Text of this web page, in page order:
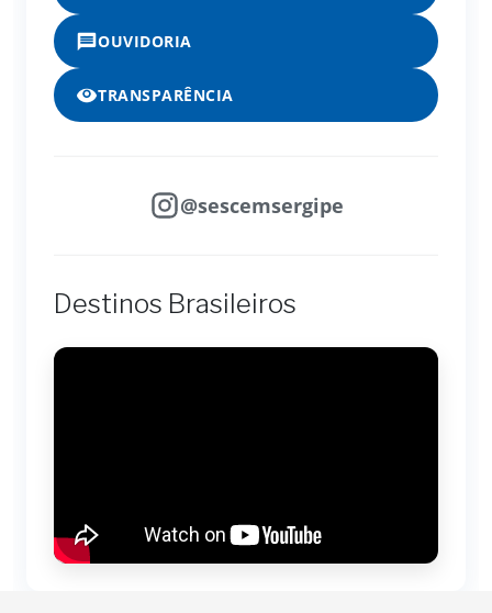
OUVIDORIA
TRANSPARÊNCIA
@sescemsergipe
Destinos Brasileiros